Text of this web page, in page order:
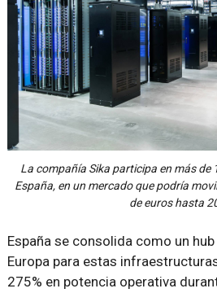
La compañía Sika participa en más de
España, en un mercado que podría
de euros hasta
España se consolida como un
Europa para estas
275% en potencia operativa